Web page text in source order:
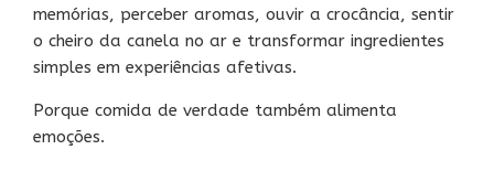
memórias, perceber aromas, ouvir a crocância, sentir
o cheiro da canela no ar e transformar ingredientes
simples em experiências afetivas.
Porque comida de verdade também alimenta
emoções.